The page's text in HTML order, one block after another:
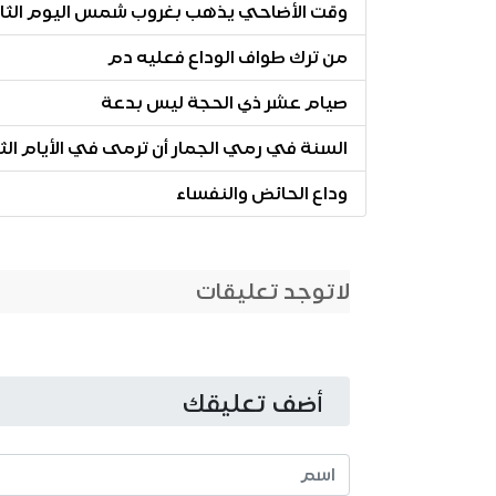
وقت الأضاحي يذهب بغروب شمس اليوم
من ترك طواف الوداع فعليه دم
صيام عشر ذي الحجة ليس بدعة
السنة في رمي الجمار أن ترمى في الأيام
وداع الحائض والنفساء
لاتوجد تعليقات
أضف تعليقك